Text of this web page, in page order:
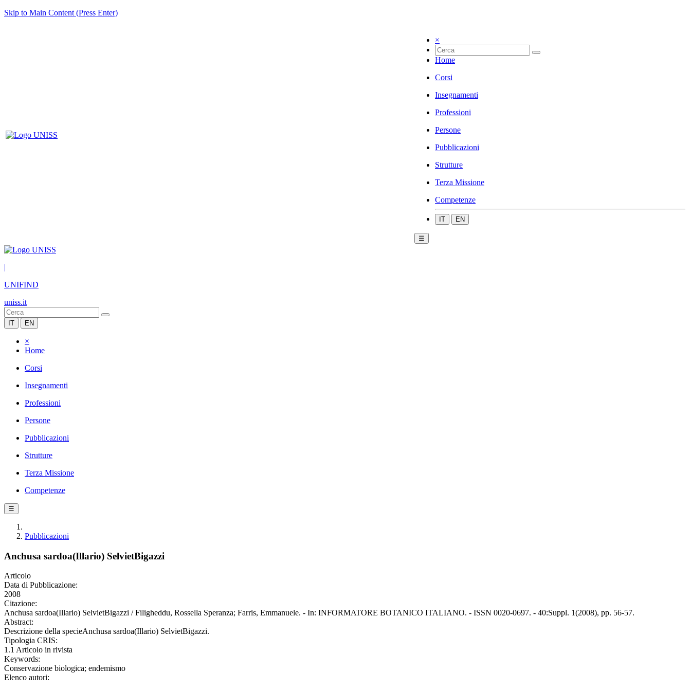
Skip to Main Content (Press Enter)
×
Home
Corsi
Insegnamenti
Professioni
Persone
Pubblicazioni
Strutture
Terza Missione
Competenze
IT EN
☰
|
UNIFIND
uniss.it
IT EN
×
Home
Corsi
Insegnamenti
Professioni
Persone
Pubblicazioni
Strutture
Terza Missione
Competenze
☰
Pubblicazioni
Anchusa sardoa(Illario) SelvietBigazzi
Articolo
Data di Pubblicazione:
2008
Citazione:
Anchusa sardoa(Illario) SelvietBigazzi / Filigheddu, Rossella Speranza; Farris, Emmanuele. - In: INFORMATORE BOTANICO ITALIANO. - ISSN 0020-0697. - 40:Suppl. 1(2008), pp. 56-57.
Abstract:
Descrizione della specieAnchusa sardoa(Illario) SelvietBigazzi.
Tipologia CRIS:
1.1 Articolo in rivista
Keywords:
Conservazione biologica; endemismo
Elenco autori: